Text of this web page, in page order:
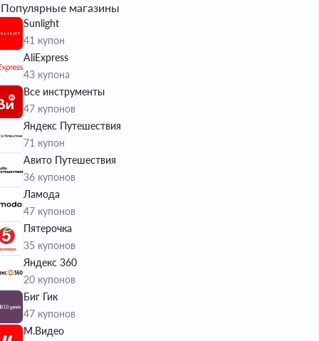
Популярные магазины
Sunlight
41 купон
AliExpress
43 купона
Все инструменты
47 купонов
Яндекс Путешествия
71 купон
Авито Путешествия
36 купонов
Ламода
47 купонов
Пятерочка
35 купонов
Яндекс 360
20 купонов
Биг Гик
47 купонов
М.Видео